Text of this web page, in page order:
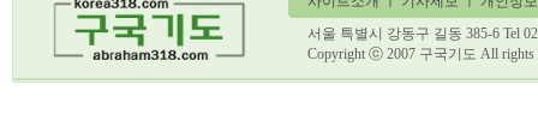
서울 특별시 강동구 길동 385-6 Tel
Copyright ⓒ 2007 구국기도 All